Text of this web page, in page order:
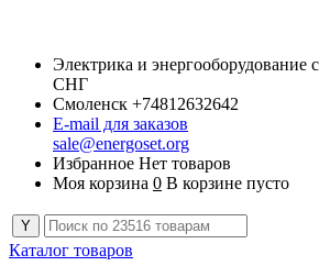
Электрика и энергооборудование
СНГ
Смоленск +74812632642
E-mail для заказов
sale@energoset.org
Избранное Нет товаров
Моя корзина 0 В корзине пусто
Каталог товаров